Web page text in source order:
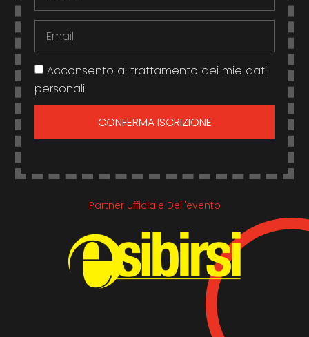
Acconsento al trattamento dei mie dati
personali
CONFERMA ISCRIZIONE
Partner Ufficiale Dell'evento